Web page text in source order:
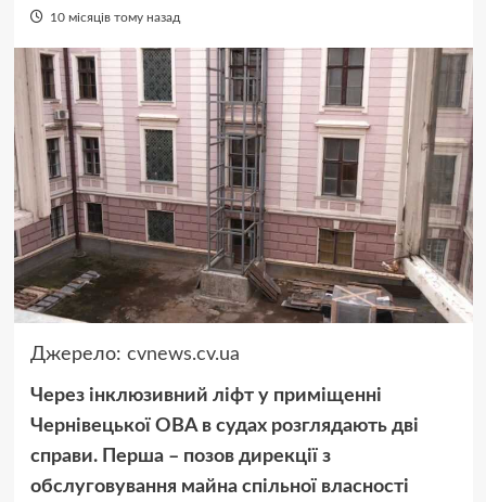
10 місяців тому назад
Джерело: cvnews.cv.ua
Через інклюзивний ліфт у приміщенні
Чернівецької ОВА в судах розглядають дві
справи. Перша – позов дирекції з
обслуговування майна спільної власності